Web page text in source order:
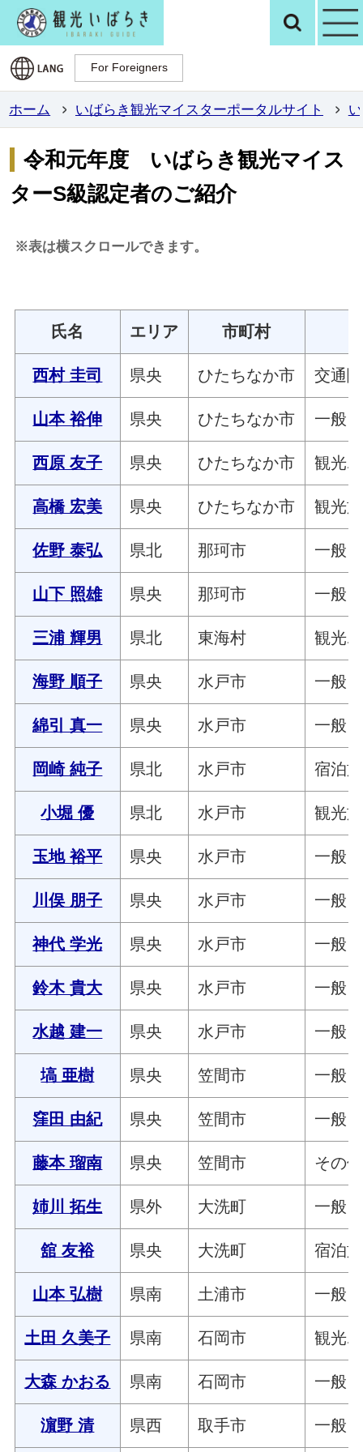
観光いばらき検
For Foreigners
For Foreigners
ホーム いばらき観光マイスターポータルサイト
令和元年度 いばらき観光マイス
ターS級認定者のご紹介
※表は横スクロールできます。
氏名 エリア 市町村
西村 圭司 県央 ひたちなか市 交通
山本 裕伸 県央 ひたちなか市 一般
西原 友子 県央 ひたちなか市 観光
高橋 宏美 県央 ひたちなか市 観光
佐野 泰弘 県北 那珂市 一般
山下 照雄 県央 那珂市 一般
三浦 輝男 県北 東海村 観光
海野 順子 県央 水戸市 一般
綿引 真一 県央 水戸市 一般
岡崎 純子 県北 水戸市 宿泊
小堀 優 県北 水戸市 観光
玉地 裕平 県央 水戸市 一般
川俣 朋子 県央 水戸市 一般
神代 学光 県央 水戸市 一般
鈴木 貴大 県央 水戸市 一般
水越 建一 県央 水戸市 一般
塙 亜樹 県央 笠間市 一般
窪田 由紀 県央 笠間市 一般
藤本 瑠南 県央 笠間市 その
姉川 拓生 県外 大洗町 一般
舘 友裕 県央 大洗町 宿泊
山本 弘樹 県南 土浦市 一般
土田 久美子 県南 石岡市 観光
大森 かおる 県南 石岡市 一般
濵野 清 県西 取手市 一般